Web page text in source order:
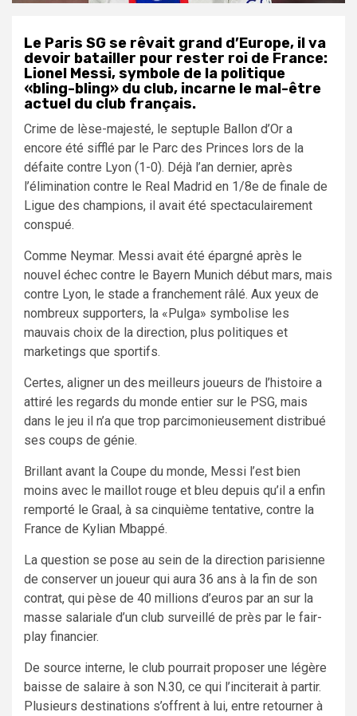
Le Paris SG se rêvait grand d’Europe, il va
devoir batailler pour rester roi de France:
Lionel Messi, symbole de la politique
«bling-bling» du club, incarne le mal-être
actuel du club français.
Crime de lèse-majesté, le septuple Ballon d’Or a
encore été sifflé par le Parc des Princes lors de la
défaite contre Lyon (1-0). Déjà l’an dernier, après
l’élimination contre le Real Madrid en 1/8e de finale de
Ligue des champions, il avait été spectaculairement
conspué.
Comme Neymar. Messi avait été épargné après le
nouvel échec contre le Bayern Munich début mars, mais
contre Lyon, le stade a franchement râlé. Aux yeux de
nombreux supporters, la «Pulga» symbolise les
mauvais choix de la direction, plus politiques et
marketings que sportifs.
Certes, aligner un des meilleurs joueurs de l’histoire a
attiré les regards du monde entier sur le PSG, mais
dans le jeu il n’a que trop parcimonieusement distribué
ses coups de génie.
Brillant avant la Coupe du monde, Messi l’est bien
moins avec le maillot rouge et bleu depuis qu’il a enfin
remporté le Graal, à sa cinquième tentative, contre la
France de Kylian Mbappé.
La question se pose au sein de la direction parisienne
de conserver un joueur qui aura 36 ans à la fin de son
contrat, qui pèse de 40 millions d’euros par an sur la
masse salariale d’un club surveillé de près par le fair-
play financier.
De source interne, le club pourrait proposer une légère
baisse de salaire à son N.30, ce qui l’inciterait à partir.
Plusieurs destinations s’offrent à lui, entre retourner à